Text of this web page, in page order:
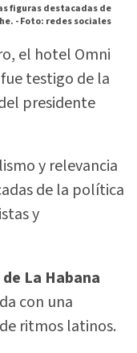
figuras destacadas de
-Foto: redes sociales
el hotel Omni
testigo de la
presidente
y relevancia
de la política
y
de La Habana
con una
ritmos latinos.